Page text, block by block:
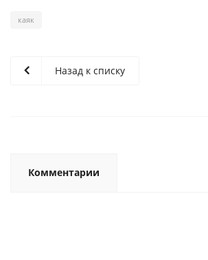
каяк
Назад к списку
Комментарии